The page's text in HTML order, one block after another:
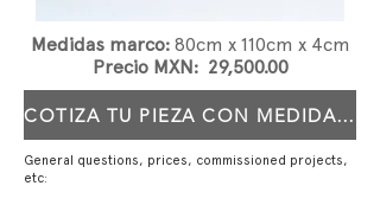
Medidas marco: 80cm x 110cm x 4cm
Precio MXN: 29,500.00
COTIZA TU PIEZA CON MEDIDAS PERSONALIZADAS
General questions, prices, commissioned projects,
etc: